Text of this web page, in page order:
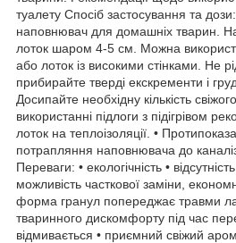
туалету Спосіб застосування та
наповнювач для домашніх тварин.
лоток шаром 4-5 см. Можна
або лоток із високими стінками. Не
прибирайте тверді екскременти і
Досипайте необхідну кількість
використанні підлоги з підігрівом
лоток на теплоізоляції. •
потрапляння наповнювача до
Переваги: • екологічність •
можливість часткової заміни,
форма гранул попереджає травми
тваринного дискомфорту під час
відмивається • приємний свіжий